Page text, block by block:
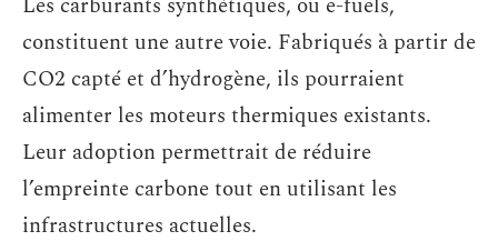
constituent une autre voie. Fabriqués à partir de
CO2 capté et d’hydrogène, ils pourraient
alimenter les moteurs thermiques existants.
Leur adoption permettrait de réduire
l’empreinte carbone tout en utilisant les
infrastructures actuelles.